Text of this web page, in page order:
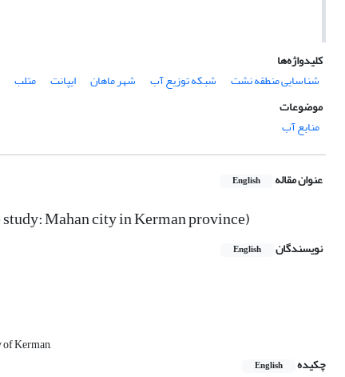
کلیدواژه‌ها
شناسایی منطقه نشت
شبکه­ توزیع آب شهر ماهان ایپانت
متلب
موضوعات
منابع آب
عنوان مقاله English
Mahan city in Kerman province)
نویسندگان English
Kerman,
چکیده
English